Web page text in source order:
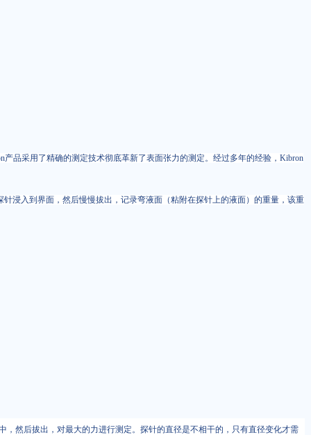
品采用了精确的测定技术彻底革新了表面张力的测定。经过多年的经验，Kibron
浸入到界面，然后慢慢拔出，记录弯液面（粘附在探针上的液面）的重量，该重
，然后拔出，对最大的力进行测定。探针的直径是不相干的，只有直径变化才需